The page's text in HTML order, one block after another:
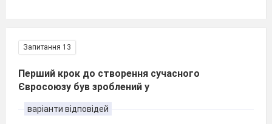
Запитання 13
Перший крок до створення сучасного
Євросоюзу був зроблений у
варіанти відповідей